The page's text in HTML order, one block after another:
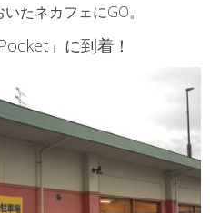
たネカフェにGO。
」に到着！